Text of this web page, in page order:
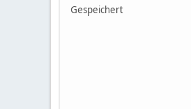
Gespeichert